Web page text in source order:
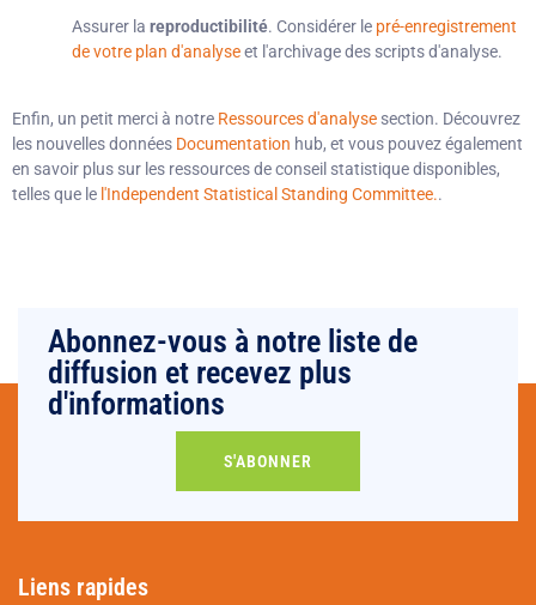
Assurer la reproductibilité. Considérer le pré-enregistrement
de votre plan d'analyseet l'archivage des scripts d'analyse.
Enfin, un petit merci à notre Ressources d'analyse section. Découvrez
les nouvelles données Documentation hub, et vous pouvez également
en savoir plus sur les ressources de conseil statistique disponibles,
telles que le l'Independent Statistical Standing Committee..
Abonnez-vous à notre liste de
diffusion et recevez plus
d'informations
S'ABONNER
Liens rapides